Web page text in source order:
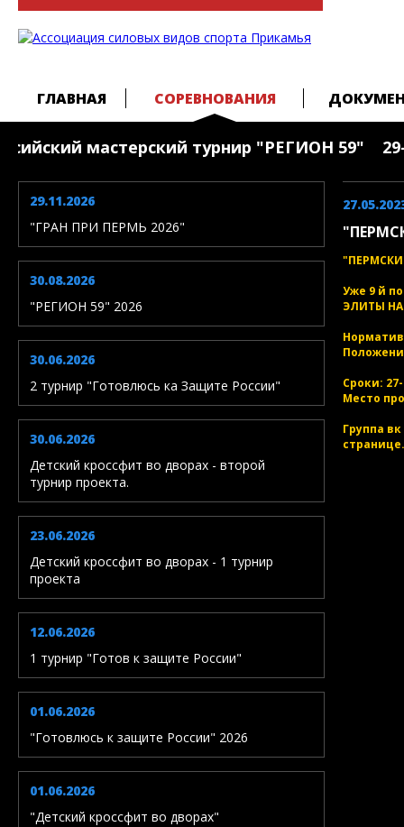
ГЛАВНАЯ СОРЕВНОВАНИЯ
мастерский турнир "РЕГИОН 59" 29-
29.11.2026
"ГРАН ПРИ ПЕРМЬ 2026"
30.08.2026
"РЕГИОН 59" 2026
30.06.2026
2 турнир "Готовлюсь ка Защите России"
30.06.2026
Детский кроссфит во дворах - второй
турнир проекта.
23.06.2026
Детский кроссфит во дворах - 1 турнир
проекта
12.06.2026
1 турнир "Готов к защите России"
01.06.2026
"Готовлюсь к защите России" 2026
01.06.2026
"Детский кроссфит во дворах"
Уже 9 й
ЭЛИТЫ
Сроки:
Место
Группа вк
странице.